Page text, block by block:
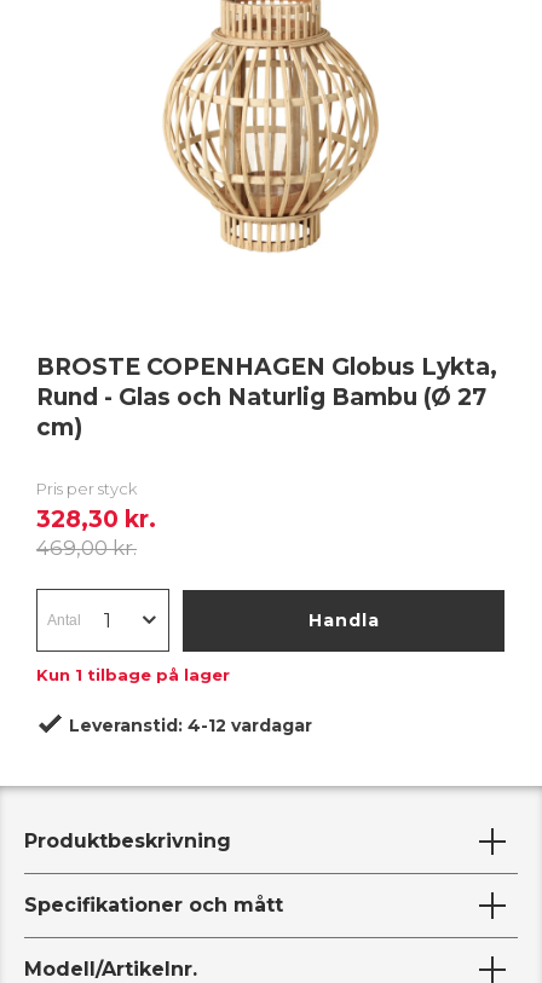
BROSTE COPENHAGEN Globus Lykta,
Rund - Glas och Naturlig Bambu (Ø 27
cm)
Pris per styck
328,30 kr.
469,00 kr.
Handla
Kun 1 tilbage på lager
Leveranstid: 4-12 vardagar
Produktbeskrivning
Specifikationer och mått
Modell/Artikelnr.